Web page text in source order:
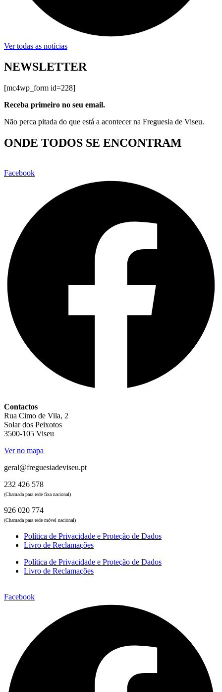
Ver todas as notícias
NEWSLETTER
[mc4wp_form id=228]
Receba primeiro no seu email.
Não perca pitada do que está a acontecer na Freguesia de Viseu.
ONDE TODOS SE ENCONTRAM
Facebook
Contactos
Rua Cimo de Vila, 2
Solar dos Peixotos
3500-105 Viseu
Ver no mapa
geral@freguesiadeviseu.pt
232 426 578
(Chamada para rede fixa nacional)
926 020 774
(Chamada para rede móvel nacional)
Política de Privacidade e Proteção de Dados
Livro de Reclamações
Política de Privacidade e Proteção de Dados
Livro de Reclamações
Facebook